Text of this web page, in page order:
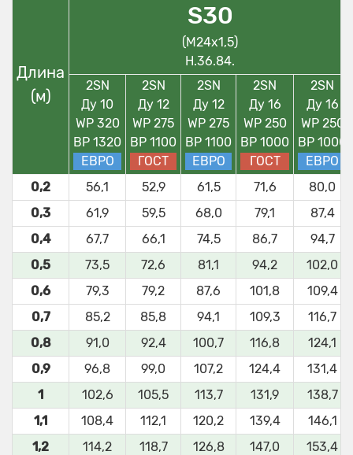
Длина
(м)
S30
(М24х1,5)
Н.36.84.
2SN
Ду 10
WP 320
BP 1320
ЕВРО
2SN
Ду 12
WP 275
BP 1100
ГОСТ
2SN
Ду 12
WP 275
BP 1100
ЕВРО
2SN
Ду 16
WP 250
BP 1000
ГОСТ
2SN
Ду 16
WP 250
BP 1000
ЕВРО
0,2
56,1 52,9 61,5 71,6
80,0
0,3
61,9 59,5 68,0 79,1
87,4
0,4
67,7 66,1 74,5 86,7
94,7
0,5
73,5 72,6 81,1 94,2
102,0
0,6
79,3 79,2 87,6 101,8
109,4
0,7
85,2 85,8 94,1 109,3
116,7
0,8
91,0 92,4 100,7 116,8
124,1
0,9
96,8 99,0 107,2 124,4
131,4
1
102,6 105,5 113,7 131,9
138,7
1,1
108,4 112,1 120,2 139,4
146,1
1,2
114,2 118,7 126,8 147,0
153,4